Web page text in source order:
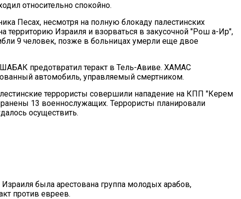
относительно спокойно.
Песах, несмотря на полную блокаду палестинских
территорию Израиля и взорваться в закусочной "Рош а-Ир",
9 человек, позже в больницах умерли еще двое
предотвратил теракт в Тель-Авиве. ХАМАС
автомобиль, управляемый смертником.
террористы совершили нападение на КПП "Керем
13 военнослужащих. Террористы планировали
осуществить.
была арестована группа молодых арабов,
против евреев.